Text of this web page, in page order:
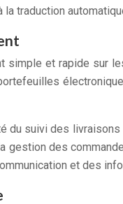
traduction
simple et rapide sur
suivi des
des
et des